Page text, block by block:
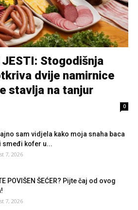
JESTI: Stogodišnja
dvije namirnice
stavlja na tanjur
0
sam vidjela kako moja snaha baca
smeđi kofer u...
7, 2026
POVIŠEN ŠEĆER? Pijte čaj od ovog
7, 2026